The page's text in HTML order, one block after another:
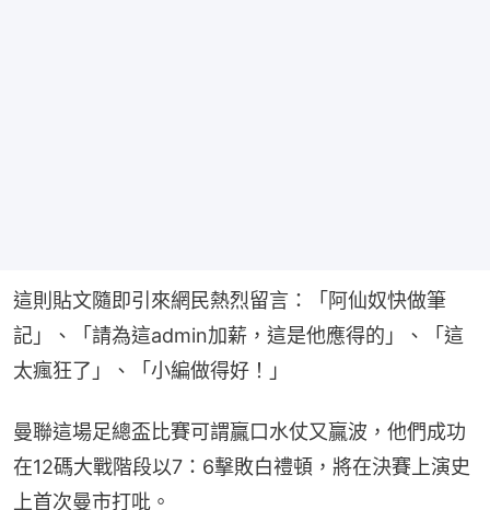
這則貼文隨即引來網民熱烈留言：「阿仙奴快做筆
記」、「請為這admin加薪，這是他應得的」、「這
太瘋狂了」、「小編做得好！」
曼聯這場足總盃比賽可謂贏口水仗又贏波，他們成功
在12碼大戰階段以7：6擊敗白禮頓，將在決賽上演史
上首次曼市打吡。